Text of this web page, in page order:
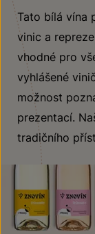
Tato bílá vína
vinic a
vhodné pro
vyhlášené
možnost
prezentací.
tradičního